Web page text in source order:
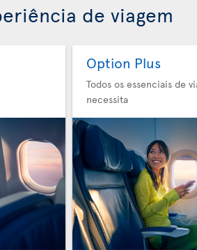
de viagem
Option Plus
Todos os essenciais de
necessita